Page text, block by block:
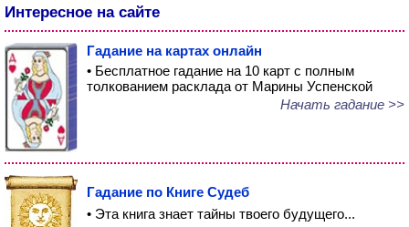
Интересное на сайте
Гадание на картах онлайн
• Бесплатное гадание на 10 карт с полным
толкованием расклада от Марины Успенской
Начать гадание >>
Гадание по Книге Судеб
• Эта книга знает тайны твоего будущего...